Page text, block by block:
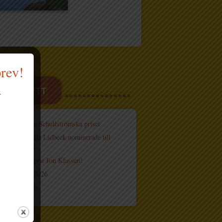
NYTT
tilldelas Schullströmska priset
och Cecilia Lidbeck nominerade till
knåp signerat Jon Klassen!
2026